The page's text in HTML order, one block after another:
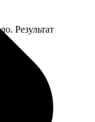
Результат